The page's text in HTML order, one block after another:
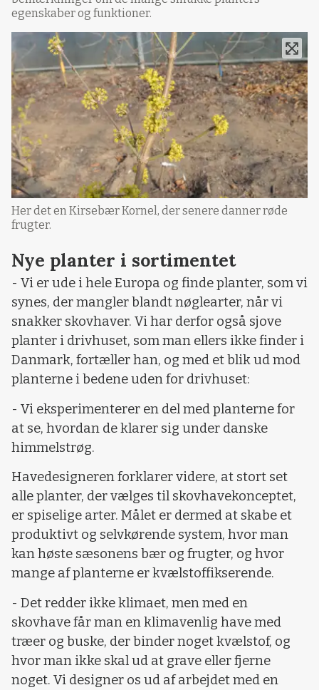
egenskaber og funktioner.
Her det en Kirsebær Kornel, der senere danner røde
frugter.
Nye planter i sortimentet
- Vi er ude i hele Europa og finde planter, som vi
synes, der mangler blandt nøglearter, når vi
snakker skovhaver. Vi har derfor også sjove
planter i drivhuset, som man ellers ikke finder i
Danmark, fortæller han, og med et blik ud mod
planterne i bedene uden for drivhuset:
- Vi eksperimenterer en del med planterne for
at se, hvordan de klarer sig under danske
himmelstrøg.
Havedesigneren forklarer videre, at stort set
alle planter, der vælges til skovhavekonceptet,
er spiselige arter. Målet er dermed at skabe et
produktivt og selvkørende system, hvor man
kan høste sæsonens bær og frugter, og hvor
mange af planterne er kvælstoffikserende.
- Det redder ikke klimaet, men med en
skovhave får man en klimavenlig have med
træer og buske, der binder noget kvælstof, og
hvor man ikke skal ud at grave eller fjerne
noget. Vi designer os ud af arbejdet med en